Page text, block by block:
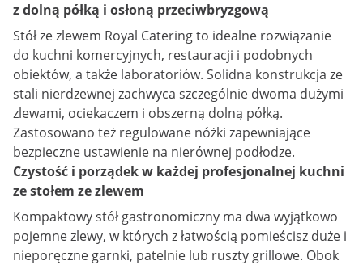
z dolną półką i osłoną przeciwbryzgową
Stół ze zlewem Royal Catering to idealne rozwiązanie
do kuchni komercyjnych, restauracji i podobnych
obiektów, a także laboratoriów. Solidna konstrukcja ze
stali nierdzewnej zachwyca szczególnie dwoma dużymi
zlewami, ociekaczem i obszerną dolną półką.
Zastosowano też regulowane nóżki zapewniające
bezpieczne ustawienie na nierównej podłodze.
Czystość i porządek w każdej profesjonalnej kuchni
ze stołem ze zlewem
Kompaktowy stół gastronomiczny ma dwa wyjątkowo
pojemne zlewy, w których z łatwością pomieścisz duże i
nieporęczne garnki, patelnie lub ruszty grillowe. Obok